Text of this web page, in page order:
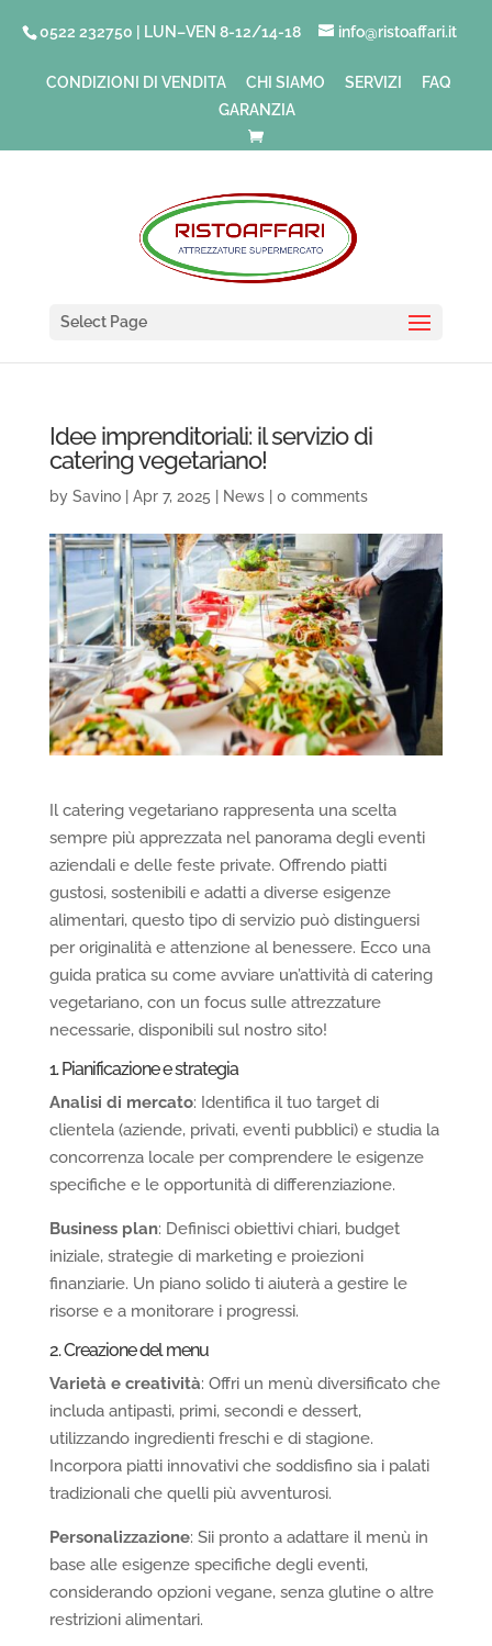
0522 232750 | LUN–VEN 8-12/14-18 info@ristoaffari.it
CONDIZIONI DI VENDITA CHI SIAMO SERVIZI
FAQ
GARANZIA
Select Page
Idee imprenditoriali: il servizio di
catering vegetariano!
by Savino| Apr 7, 2025 News| 0 comments
Il catering vegetariano rappresenta una scelta
sempre più apprezzata nel panorama degli eventi
aziendali e delle feste private. Offrendo piatti
gustosi, sostenibili e adatti a diverse esigenze
alimentari, questo tipo di servizio può distinguersi
per originalità e attenzione al benessere. Ecco una
guida pratica su come avviare un’attività di catering
vegetariano, con un focus sulle attrezzature
necessarie, disponibili sul nostro sito!
1. Pianificazione e strategia
Analisi di mercato: Identifica il tuo target di
clientela (aziende, privati, eventi pubblici) e studia la
concorrenza locale per comprendere le esigenze
specifiche e le opportunità di differenziazione.
Business plan: Definisci obiettivi chiari, budget
iniziale, strategie di marketing e proiezioni
finanziarie. Un piano solido ti aiuterà a gestire le
risorse e a monitorare i progressi.
2. Creazione del menu
Varietà e creatività: Offri un menù diversificato che
includa antipasti, primi, secondi e dessert,
utilizzando ingredienti freschi e di stagione.
Incorpora piatti innovativi che soddisfino sia i palati
tradizionali che quelli più avventurosi.
Personalizzazione: Sii pronto a adattare il menù in
base alle esigenze specifiche degli eventi,
considerando opzioni vegane, senza glutine o altre
restrizioni alimentari.